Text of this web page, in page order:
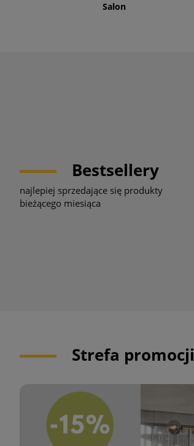
Salon
Bestsellery
najlepiej sprzedające się produkty
bieżącego miesiąca
Strefa promocji